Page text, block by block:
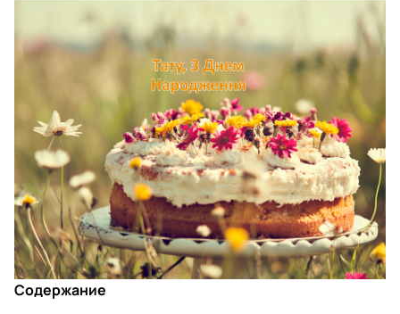
Содержание